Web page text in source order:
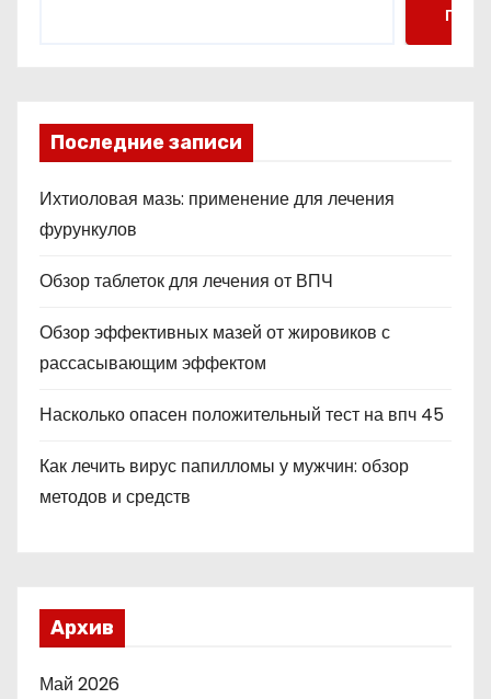
Поиск
Последние записи
Ихтиоловая мазь: применение для лечения
фурункулов
Обзор таблеток для лечения от ВПЧ
Обзор эффективных мазей от жировиков с
рассасывающим эффектом
Насколько опасен положительный тест на впч 45
Как лечить вирус папилломы у мужчин: обзор
методов и средств
Архив
Май 2026